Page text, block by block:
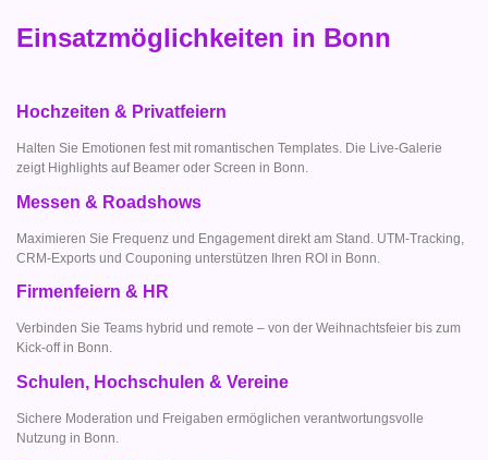
Einsatzmöglichkeiten in Bonn
Hochzeiten & Privatfeiern
Halten Sie Emotionen fest mit romantischen Templates. Die Live-Galerie
zeigt Highlights auf Beamer oder Screen in Bonn.
Messen & Roadshows
Maximieren Sie Frequenz und Engagement direkt am Stand. UTM-Tracking,
CRM-Exports und Couponing unterstützen Ihren ROI in Bonn.
Firmenfeiern & HR
Verbinden Sie Teams hybrid und remote – von der Weihnachtsfeier bis zum
Kick-off in Bonn.
Schulen, Hochschulen & Vereine
Sichere Moderation und Freigaben ermöglichen verantwortungsvolle
Nutzung in Bonn.